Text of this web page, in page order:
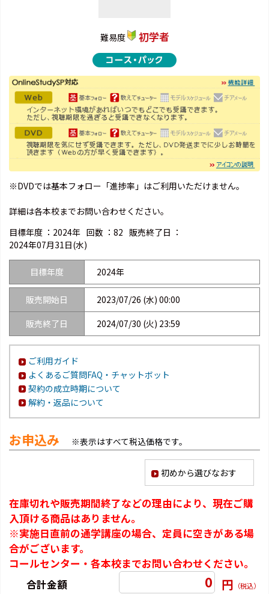
難易度 初学者
※DVDでは基本フォロー「進捗率」はご利用いただけません。
詳細は各本校までお問い合わせください。
目標年度 ： 2024年 回数 ： 82 販売終了日 ：
2024年07月31日(水)
目標年度 2024年
販売開始日
2023/07/26 (水) 00:00
販売終了日
2024/07/30 (火) 23:59
ご利用ガイド
よくあるご質問FAQ・チャットボット
契約の成立時期について
解約・返品について
お申込み ※表示はすべて税込価格です。
初めから選びなおす
在庫切れや販売期間終了などの理由により、現在ご購
入頂ける商品はありません。
※実施日直前の通学講座の場合、定員に空きがある場
合がございます。
コールセンター・各本校までお問い合わせください。
合計金額
0 円 （税込）